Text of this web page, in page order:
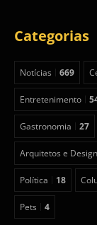
Categorias
Notícias 669
Entretenimento
Gastronomia 27
Arquitetos e
Política 18
Pets 4